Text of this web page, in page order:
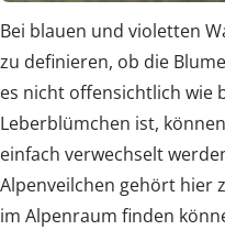
Bei blauen und violetten
zu definieren, ob die
es nicht offensichtlich wie
Leberblümchen ist,
einfach verwechselt
Alpenveilchen gehört hier
im Alpenraum finden